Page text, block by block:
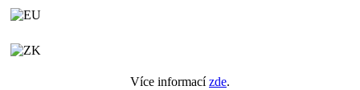
Více informacízde.